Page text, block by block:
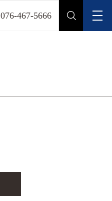
076-467-5666